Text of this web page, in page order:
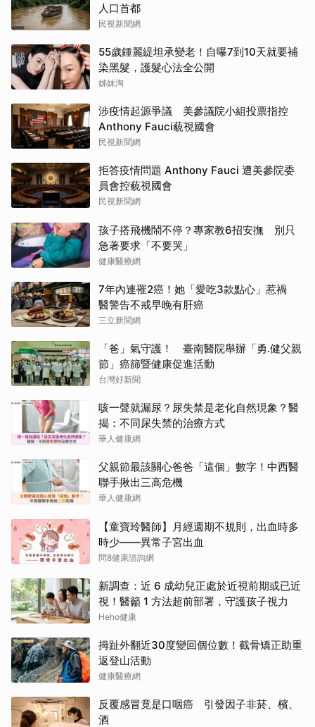
人口首都
民視新聞網
55歲鍾麗緹坦承變老！自曝7到10天就要補
染黑髮，護髮心法全公開
姊妹淘
涉疫情起源爭議 美參議院小組投票指控
Anthony Fauci藐視國會
民視新聞網
拒答疫情問題 Anthony Fauci 遭美參院委
員會控藐視國會
民視新聞網
孩子搭飛機鬧不停？專家教6招安撫 別只
急著要求「不要哭」
健康醫療網
7年內連罹2癌！她「愛吃3款點心」惹禍
醫警告不戒早晚有肝癌
三立新聞網
「爸」氣守護！ 臺南醫院舉辦「勇.健父親
節」癌篩暨健康促進活動
台灣好新聞
咳一聲就漏尿？尿失禁是老化自然現象？醫
揭：不同尿失禁的治療方式
華人健康網
父親節最該關心爸爸「這個」數字！中西醫
聯手揪出三高危機
華人健康網
【童寶玲醫師】月經週期不規則，出血時多
時少——異常子宮出血
問8健康諮詢網
新調查：近 6 成幼兒正處於近視前期或已近
視！醫籲 1 方法超前部署，守護孩子視力
Heho健康
拇趾外翻近30度變回個位數！截骨矯正助重
返登山活動
健康醫療網
反覆感冒竟是口咽癌 引發因子非菸、檳、
酒